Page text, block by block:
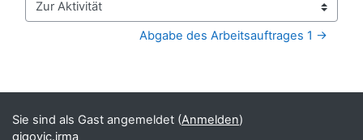
Zur Aktivität
Abgabe des Arbeitsauftrages 1 →
Ergänzungsblöcke
Sie sind als Gast angemeldet (Anmelden)
gigovic.irma